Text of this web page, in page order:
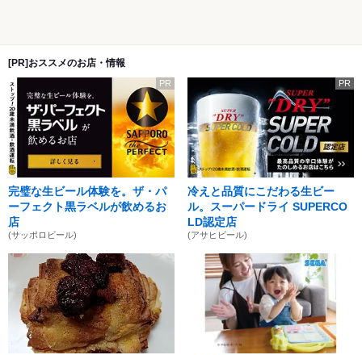
[PR]おススメのお店・情報
PR
完璧な生ビール体験を。ザ・パ
ーフェクト黒ラベルが飲めるお
店
(サッポロビール)
PR
冷えと品質にこだわる生ビー
ル。スーパードライ SUPERCO
LD認定店
(アサヒビール)